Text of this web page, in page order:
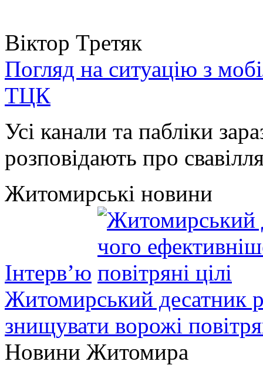
Віктор Третяк
Погляд на ситуацію з
ТЦК
Усі канали та пабліки
розповідають про
Житомирські новини
Інтерв’ю
Житомирський десатник
знищувати ворожі
Новини Житомира